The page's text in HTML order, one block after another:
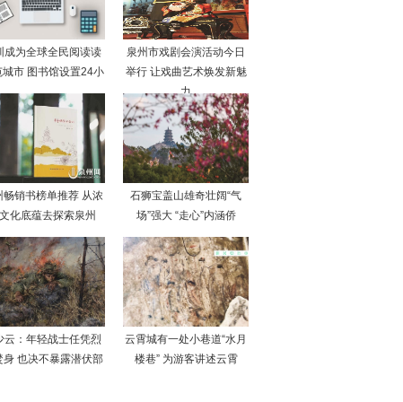
成为全球全民阅读读
城市 图书馆设置24小
泉州市戏剧会演活动今日
举行 让戏曲艺术焕发新魅
力
畅销书榜单推荐 从浓
化底蕴去探索泉州
石狮宝盖山雄奇壮阔“气
场”强大 “走心”内涵侨
云：年轻战士任凭烈
身 也决不暴露潜伏部
云霄城有一处小巷道“水月
楼巷” 为游客讲述云霄